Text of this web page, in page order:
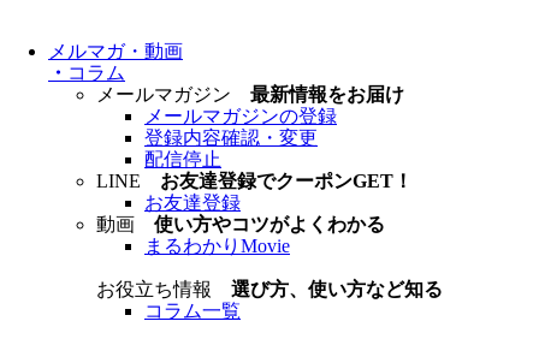
メルマガ・動画
・ コラム
メールマガジン 最新情報をお届け
メールマガジンの登録
登録内容確認・変更
配信停止
LINE お友達登録でクーポンGET！
お友達登録
動画 使い方やコツがよくわかる
まるわかりMovie
お役立ち情報 選び方、使い方など知る
コラム一覧